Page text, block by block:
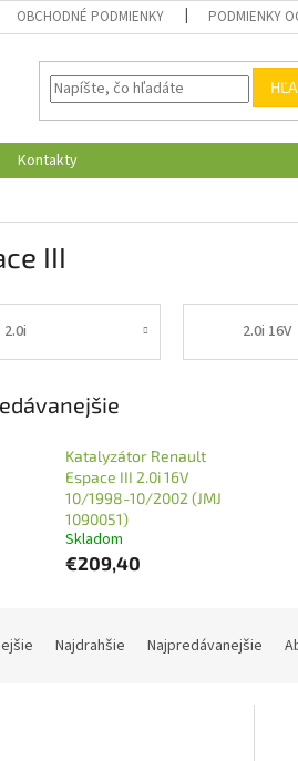
OBCHODNÉ PODMIENKY PODMIENKY
Kontakty
III
2.0i 2.0i 16V
Katalyzátor Renault
Espace III 2.0i 16V
10/1998-10/2002 (JMJ
1090051)
Skladom
€209,40
Najdrahšie Najpredávanejšie